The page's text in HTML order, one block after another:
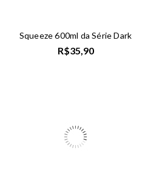
Squeeze 600ml da Série Dark
R$35,90